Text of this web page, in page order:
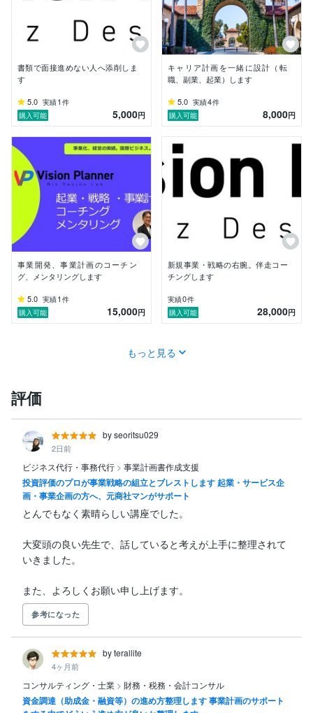
書類で面接進めない人へ添削しま
す
5.0 実績1 件
購入可能
5,000円
キャリア計画を一緒に設計（転
職、副業、起業）します
5.0 実績4件
購入可能
8,000円
事業開発、事業計画のコーチン
グ、メンタリングします
5.0 実績1 件
購入可能
15,000円
新規事業・戦略の右腕。伴走コー
チングします
実績0件
購入可能
28,000円
もっと見る
評価
by seoritsu029
2日前
ビジネス代行・事務代行 > 事業計画書作成支援
投資評価のプロが事業戦略の組立とブレストします 起業・サービス企
画・事業企画の方へ、元商社マンがサポート
とんでもなく素晴らしい講座でした。
大変頭の良い先生で、話していると考えが上手に整理されて
いきました。
また、よろしくお願い申し上げます。
参考になった
by terallite
4ヶ月前
コンサルティング・士業 > 財務・税務・会計コンサル
資金調達（助成金・融資等）の進め方整理します 事業計画のサポート